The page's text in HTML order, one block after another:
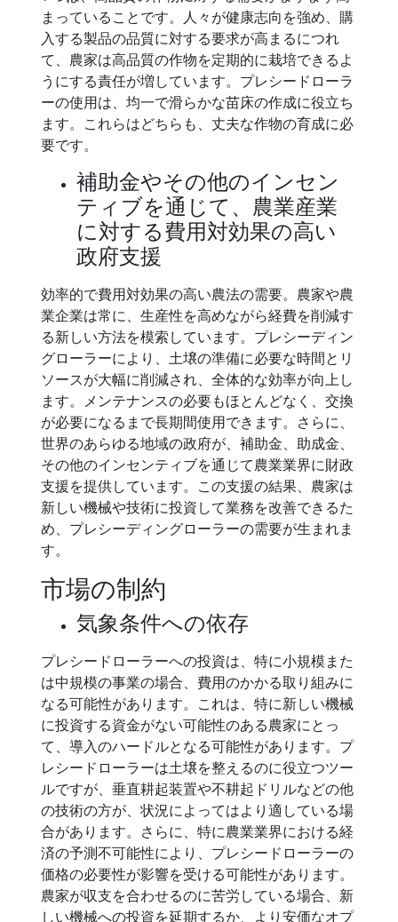
まっていることです。人々が健康志向を強め、購
入する製品の品質に対する要求が高まるにつれ
て、農家は高品質の作物を定期的に栽培できるよ
うにする責任が増しています。プレシードローラ
ーの使用は、均一で滑らかな苗床の作成に役立ち
ます。これらはどちらも、丈夫な作物の育成に必
要です。
補助金やその他のインセン
ティブを通じて、農業産業
に対する費用対効果の高い
政府支援
効率的で費用対効果の高い農法の需要。農家や農
業企業は常に、生産性を高めながら経費を削減す
る新しい方法を模索しています。プレシーディン
グローラーにより、土壌の準備に必要な時間とリ
ソースが大幅に削減され、全体的な効率が向上し
ます。メンテナンスの必要もほとんどなく、交換
が必要になるまで長期間使用できます。さらに、
世界のあらゆる地域の政府が、補助金、助成金、
その他のインセンティブを通じて農業業界に財政
支援を提供しています。この支援の結果、農家は
新しい機械や技術に投資して業務を改善できるた
め、プレシーディングローラーの需要が生まれま
す。
市場の制約
気象条件への依存
プレシードローラーへの投資は、特に小規模また
は中規模の事業の場合、費用のかかる取り組みに
なる可能性があります。これは、特に新しい機械
に投資する資金がない可能性のある農家にとっ
て、導入のハードルとなる可能性があります。プ
レシードローラーは土壌を整えるのに役立つツー
ルですが、垂直耕起装置や不耕起ドリルなどの他
の技術の方が、状況によってはより適している場
合があります。さらに、特に農業業界における経
済の予測不可能性により、プレシードローラーの
価格の必要性が影響を受ける可能性があります。
農家が収支を合わせるのに苦労している場合、新
しい機械への投資を延期するか、より安価なオプ